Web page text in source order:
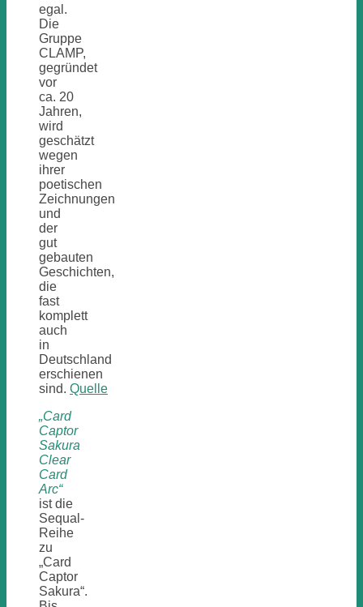
egal.
Die
Gruppe
CLAMP,
gegründet
vor
ca. 20
Jahren,
wird
geschätzt
wegen
ihrer
poetischen
Zeichnungen
und
der
gut
gebauten
Geschichten,
die
fast
komplett
auch
in
Deutschland
erschienen
sind. Quelle
„Card
Captor
Sakura
Clear
Card
Arc“
ist die
Sequal-
Reihe
zu
„Card
Captor
Sakura“.